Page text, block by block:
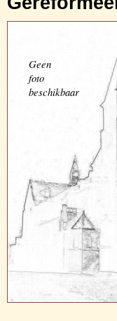
Geen
foto
beschikbaar